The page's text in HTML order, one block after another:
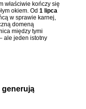
właściwie kończy się
okiem. Od 1 lipca
w sprawie karnej,
domeną
między tymi
ale jeden istotny
generują